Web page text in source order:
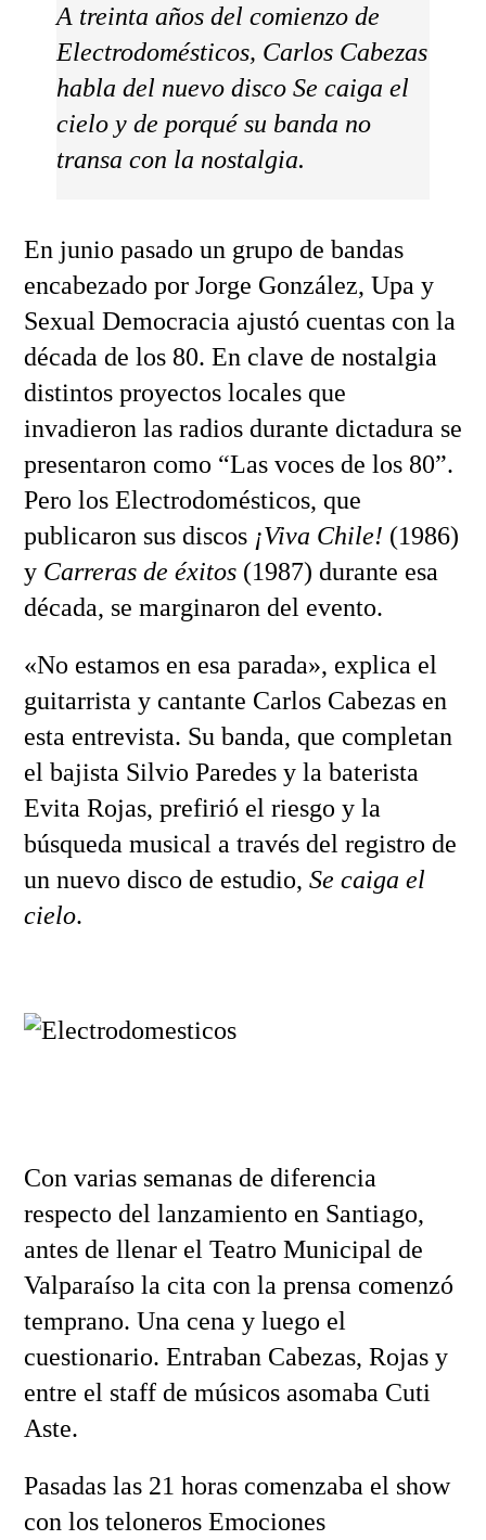
A treinta años del comienzo de
Electrodomésticos, Carlos Cabezas
habla del nuevo disco Se caiga el
cieloy de porqué su banda no
transa con la nostalgia.
En junio pasado un grupo de bandas
encabezado por Jorge González, Upa y
Sexual Democracia ajustó cuentas con la
década de los 80. En clave de nostalgia
distintos proyectos locales que
invadieron las radios durante dictadura se
presentaron como “Las voces de los 80”.
Pero los Electrodomésticos, que
publicaron sus discos ¡Viva Chile! (1986)
y Carreras de éxitos(1987) durante esa
década, se marginaron del evento.
«No estamos en esa parada», explica el
guitarrista y cantante Carlos Cabezas en
esta entrevista. Su banda, que completan
el bajista Silvio Paredes y la baterista
Evita Rojas, prefirió el riesgo y la
búsqueda musical a través del registro de
un nuevo disco de estudio, Se caiga el
cielo.
Con varias semanas de diferencia
respecto del lanzamiento en Santiago,
antes de llenar el Teatro Municipal de
Valparaíso la cita con la prensa comenzó
temprano. Una cena y luego el
cuestionario. Entraban Cabezas, Rojas y
entre el staff de músicos asomaba Cuti
Aste.
Pasadas las 21 horas comenzaba el show
con los teloneros Emociones